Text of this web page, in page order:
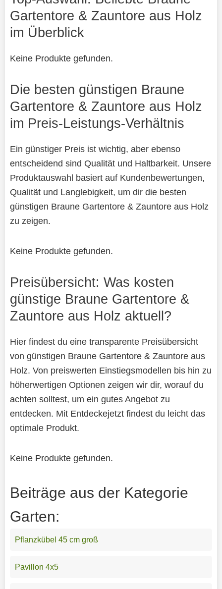
Gartentore & Zauntore aus Holz
im Überblick
Keine Produkte gefunden.
Die besten günstigen Braune
Gartentore & Zauntore aus Holz
im Preis-Leistungs-Verhältnis
Ein günstiger Preis ist wichtig, aber ebenso
entscheidend sind Qualität und Haltbarkeit. Unsere
Produktauswahl basiert auf Kundenbewertungen,
Qualität und Langlebigkeit, um dir die besten
günstigen Braune Gartentore & Zauntore aus Holz
zu zeigen.
Keine Produkte gefunden.
Preisübersicht: Was kosten
günstige Braune Gartentore &
Zauntore aus Holz aktuell?
Hier findest du eine transparente Preisübersicht
von günstigen Braune Gartentore & Zauntore aus
Holz. Von preiswerten Einstiegsmodellen bis hin zu
höherwertigen Optionen zeigen wir dir, worauf du
achten solltest, um ein gutes Angebot zu
entdecken. Mit Entdeckejetzt findest du leicht das
optimale Produkt.
Keine Produkte gefunden.
Beiträge aus der Kategorie
Garten:
Pflanzkübel 45 cm groß
Pavillon 4x5